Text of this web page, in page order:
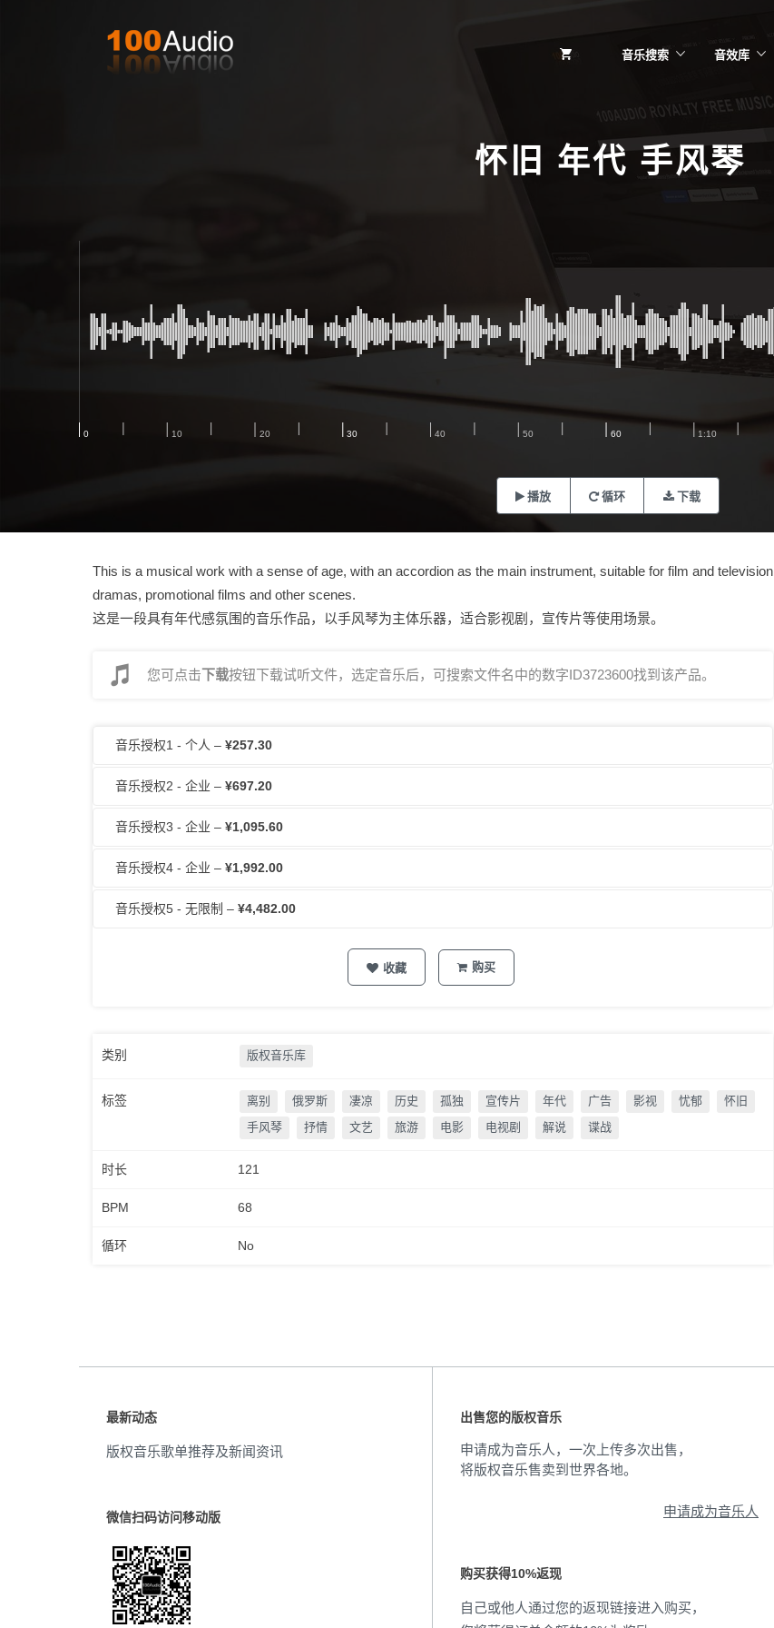
音乐搜索 音效库
怀旧 年代 手风琴
播放 循环 下载
This is a musical work with a sense of age, with an accordion as the main instrument, suitable for film and television
dramas, promotional films and other scenes.
这是一段具有年代感氛围的音乐作品，以手风琴为主体乐器，适合影视剧，宣传片等使用场景。
您可点击下载按钮下载试听文件，选定音乐后，可搜索文件名中的数字ID3723600找到该产品。
音乐授权1 - 个人 – ¥257.30
音乐授权2 - 企业 – ¥697.20
音乐授权3 - 企业 – ¥1,095.60
音乐授权4 - 企业 – ¥1,992.00
音乐授权5 - 无限制 – ¥4,482.00
收藏 购买
类别 版权音乐库
标签 离别 俄罗斯 凄凉 历史 孤独 宣传片 年代 广告 影视 忧郁
怀旧
手风琴
抒情 文艺 旅游 电影 电视剧 解说 谍战
时长 121
BPM 68
循环 No
最新动态
版权音乐歌单推荐及新闻资讯
微信扫码访问移动版
出售您的版权音乐
申请成为音乐人，一次上传多次出售，
将版权音乐售卖到世界各地。
申请成为音乐人
购买获得10%返现
自己或他人通过您的返现链接进入购买，